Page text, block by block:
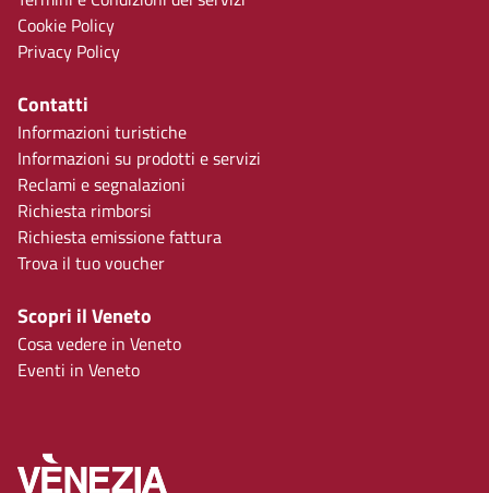
Cookie Policy
Privacy Policy
Contatti
Informazioni turistiche
Informazioni su prodotti e servizi
Reclami e segnalazioni
Richiesta rimborsi
Richiesta emissione fattura
Trova il tuo voucher
Scopri il Veneto
Cosa vedere in Veneto
Eventi in Veneto